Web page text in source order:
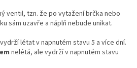
ventil, tzn. že po vytažení brčka nebo
sám uzavře a náplň nebude unikat.
vydrží létat v napnutém stavu 5 a více dní.
nelétá, ale vydrží v napnutém stavu